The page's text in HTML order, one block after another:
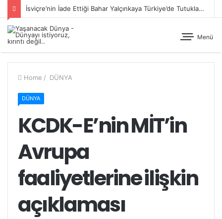
İsviçre’nin İade Ettiği Bahar Yalçınkaya Türkiye’de Tutuklandı
Menü
Home / DÜNYA
DÜNYA
KCDK-E’nin MİT’in
Avrupa
faaliyetlerine ilişkin
açıklaması